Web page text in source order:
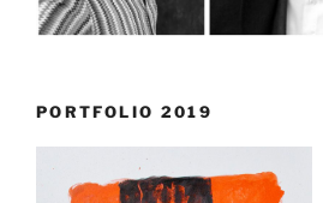
PORTFOLIO 2019